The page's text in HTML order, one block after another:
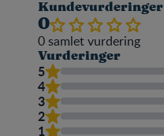
Kundevurderinger
0
0samlet vurdering
Vurderinger
5
4
3
2
1